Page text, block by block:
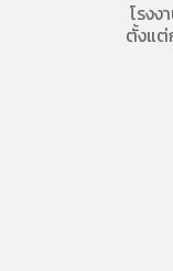
โรงง
ตั้งแต่